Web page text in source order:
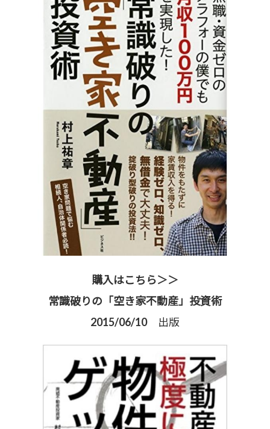
購入はこちら＞＞
常識破りの「空き家不動産」投資術
2015/06/10 出版